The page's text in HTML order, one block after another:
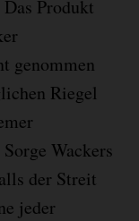
Produkt
genommen
Riegel
Wackers
der Streit
jeder